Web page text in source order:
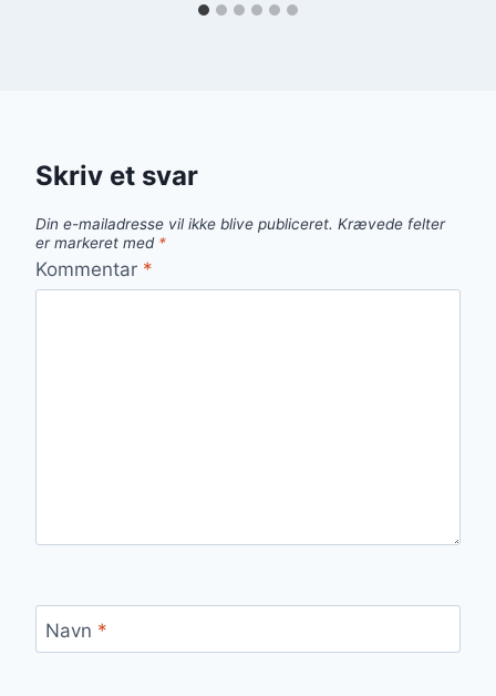
Skriv et svar
Din e-mailadresse vil ikke blive publiceret. Krævede felter
er markeret med *
Kommentar *
Navn *